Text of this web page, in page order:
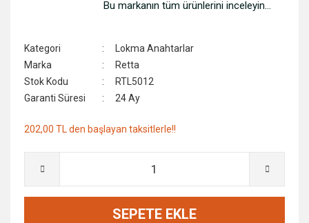
Bu markanın tüm ürünlerini inceleyin...
Kategori
Lokma Anahtarlar
Marka
Retta
Stok Kodu
RTL5012
Garanti Süresi
24 Ay
202,00 TL den başlayan taksitlerle!!
SEPETE EKLE